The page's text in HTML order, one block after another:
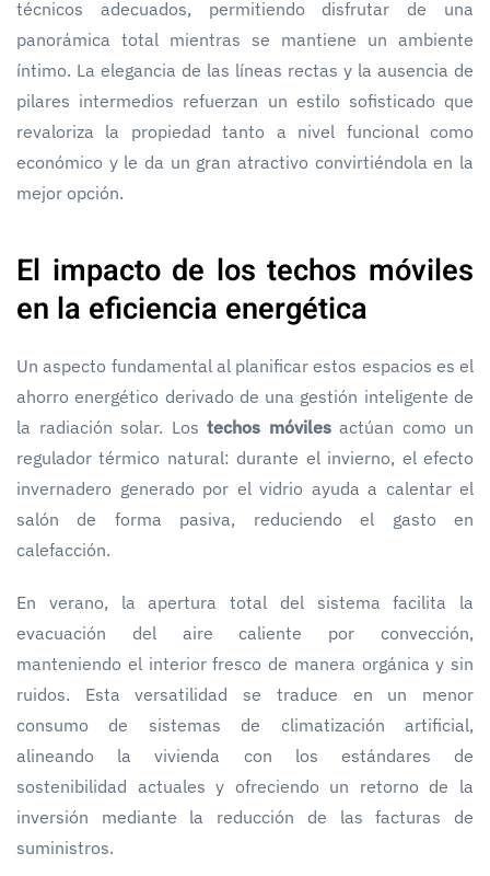
técnicos adecuados, permitiendo disfrutar de una
panorámica total mientras se mantiene un ambiente
íntimo. La elegancia de las líneas rectas y la ausencia de
pilares intermedios refuerzan un estilo sofisticado que
revaloriza la propiedad tanto a nivel funcional como
económico y le da un gran atractivo convirtiéndola en la
mejor opción.
El impacto de los techos móviles
en la eficiencia energética
Un aspecto fundamental al planificar estos espacios es el
ahorro energético derivado de una gestión inteligente de
la radiación solar. Los techos móvilesactúan como un
regulador térmico natural: durante el invierno, el efecto
invernadero generado por el vidrio ayuda a calentar el
salón de forma pasiva, reduciendo el gasto en
calefacción.
En verano, la apertura total del sistema facilita la
evacuación del aire caliente por convección,
manteniendo el interior fresco de manera orgánica y sin
ruidos. Esta versatilidad se traduce en un menor
consumo de sistemas de climatización artificial,
alineando la vivienda con los estándares de
sostenibilidad actuales y ofreciendo un retorno de la
inversión mediante la reducción de las facturas de
suministros.